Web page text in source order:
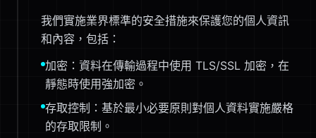
我們實施業界標準的安全措施來保護您的個人資訊
和內容，包括：
加密：資料在傳輸過程中使用 TLS/SSL 加密，在
靜態時使用強加密。
存取控制：基於最小必要原則對個人資料實施嚴格
的存取限制。